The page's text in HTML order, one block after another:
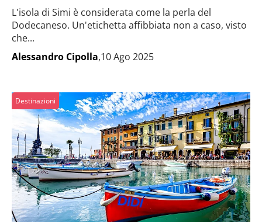
L'isola di Simi è considerata come la perla del
Dodecaneso. Un'etichetta affibbiata non a caso, visto
che...
Alessandro Cipolla,10 Ago 2025
Destinazioni